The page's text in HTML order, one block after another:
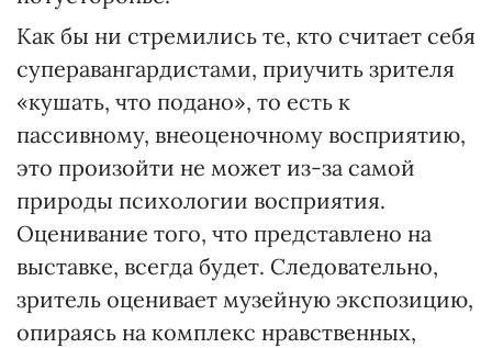
Как бы ни стремились те, кто считает себя
суперавангардистами, приучить зрителя
«кушать, что подано», то есть к
пассивному, внеоценочному восприятию,
это произойти не может из-за самой
природы психологии восприятия.
Оценивание того, что представлено на
выставке, всегда будет. Следовательно,
зритель оценивает музейную экспозицию,
опираясь на комплекс нравственных,